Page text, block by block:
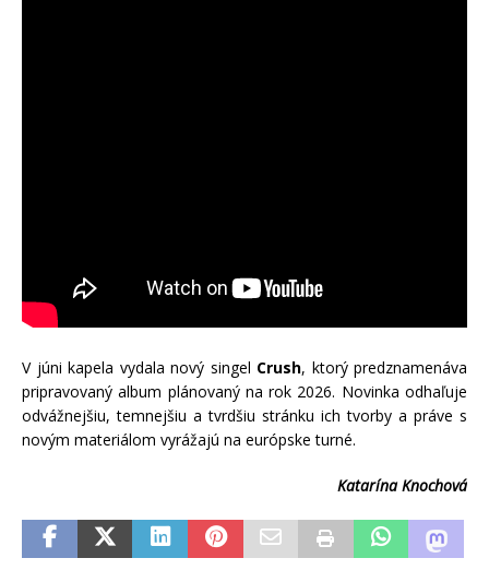
V júni kapela vydala nový singel Crush, ktorý predznamenáva
pripravovaný album plánovaný na rok 2026. Novinka odhaľuje
odvážnejšiu, temnejšiu a tvrdšiu stránku ich tvorby a práve s
novým materiálom vyrážajú na európske turné.
Katarína Knochová